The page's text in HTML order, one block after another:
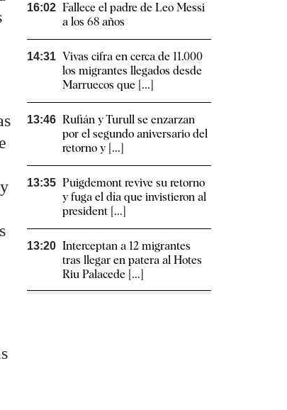
16:02 Fallece el padre de Leo Messi
a los 68 años
14:31 Vivas cifra en cerca de 11.000
los migrantes llegados desde
Marruecos que [...]
13:46 Rufián y Turull se enzarzan
por el segundo aniversario del
retorno y [...]
13:35 Puigdemont revive su retorno
y fuga el día que invistieron al
president [...]
13:20 Interceptan a 12 migrantes
tras llegar en patera al Hotes
Riu Palacede [...]